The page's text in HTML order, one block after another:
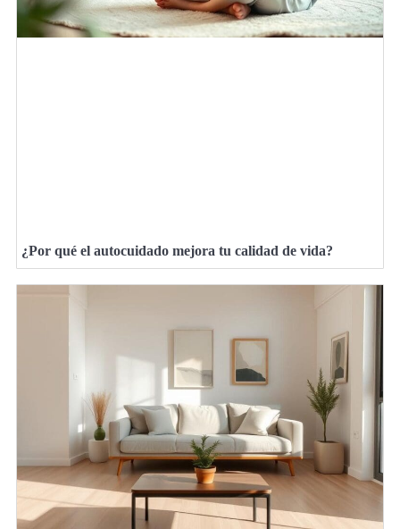
¿Por qué el autocuidado mejora tu calidad de vida?